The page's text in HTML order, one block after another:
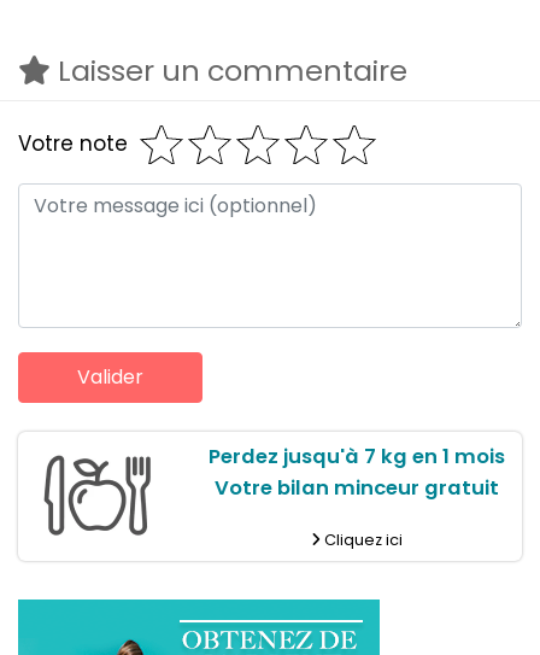
Laisser un commentaire
Votre note
Perdez jusqu'à 7 kg en 1 mois
Votre bilan minceur gratuit
Cliquez ici